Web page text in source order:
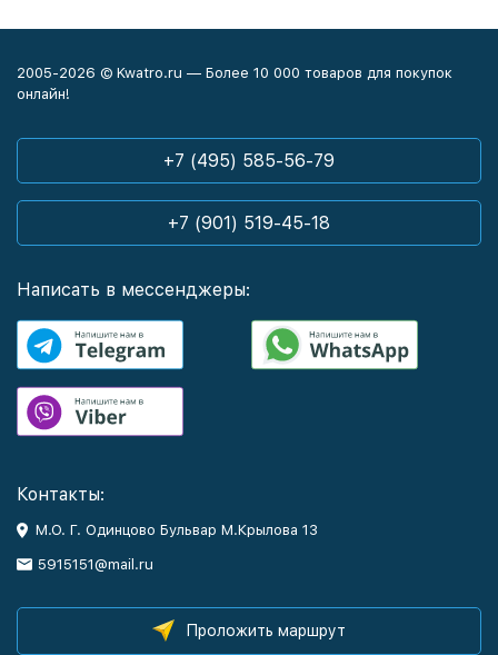
2005-2026 © Kwatro.ru — Более 10 000 товаров для покупок
онлайн!
+7 (495) 585-56-79
+7 (901) 519-45-18
Написать в мессенджеры:
Контакты:
М.О. Г. Одинцово Бульвар М.Крылова 13
5915151@mail.ru
Проложить маршрут